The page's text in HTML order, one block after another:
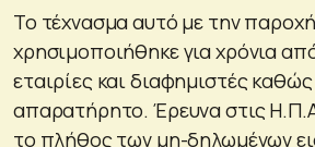
Το τέχνασμα αυτό με την
χρησιμοποιήθηκε για χρόνια
εταιρίες και διαφημιστές
απαρατήρητο. Έρευνα στις
το πλήθος των μη-δηλωμένων